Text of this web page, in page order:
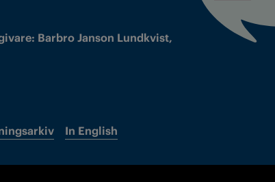
Barbro Janson Lundkvist,
In English